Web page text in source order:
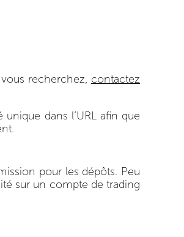
recherchez, contactez
dans l’URL afin que
pour les dépôts. Peu
sur un compte de trading